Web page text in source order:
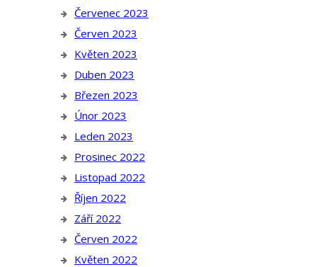
Červenec 2023
Červen 2023
Květen 2023
Duben 2023
Březen 2023
Únor 2023
Leden 2023
Prosinec 2022
Listopad 2022
Říjen 2022
Září 2022
Červen 2022
Květen 2022